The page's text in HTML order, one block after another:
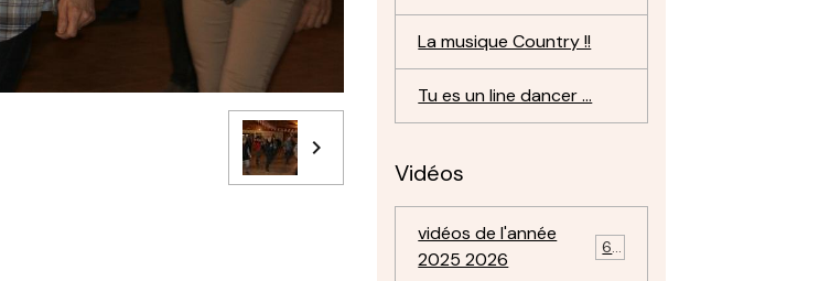
La musique Country !!
Tu es un line dancer ...
Vidéos
vidéos de l'année
2025 2026
69